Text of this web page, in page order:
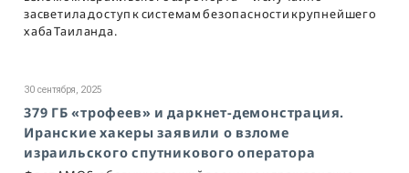
засветила доступ к системам безопасности крупнейшего
хаба Таиланда.
30 сентября, 2025
379 ГБ «трофеев» и даркнет-демонстрация.
Иранские хакеры заявили о взломе
израильского спутникового оператора